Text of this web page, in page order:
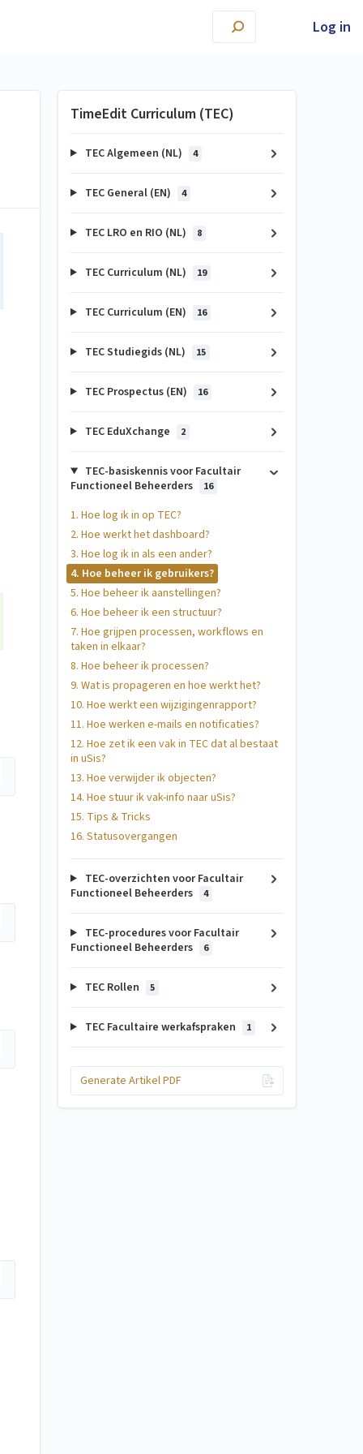
Log in
TimeEdit Curriculum (TEC)
TEC Algemeen (NL) 4
TEC General (EN) 4
TEC LRO en RIO (NL) 8
TEC Curriculum (NL) 19
TEC Curriculum (EN) 16
TEC Studiegids (NL) 15
TEC Prospectus (EN) 16
TEC EduXchange 2
TEC-basiskennis voor Facultair
Functioneel Beheerders
16
1. Hoe log ik in op TEC?
2. Hoe werkt het dashboard?
3. Hoe log ik in als een ander?
4. Hoe beheer ik gebruikers?
5. Hoe beheer ik aanstellingen?
6. Hoe beheer ik een structuur?
7. Hoe grijpen processen, workflows en
taken in elkaar?
8. Hoe beheer ik processen?
9. Wat is propageren en hoe werkt het?
10. Hoe werkt een wijzigingenrapport?
11. Hoe werken e-mails en notificaties?
12. Hoe zet ik een vak in TEC dat al bestaat
in uSis?
13. Hoe verwijder ik objecten?
14. Hoe stuur ik vak-info naar uSis?
15. Tips & Tricks
16. Statusovergangen
TEC-overzichten voor Facultair
Functioneel Beheerders
4
TEC-procedures voor Facultair
Functioneel Beheerders
6
TEC Rollen 5
TEC Facultaire werkafspraken 1
Generate Artikel PDF